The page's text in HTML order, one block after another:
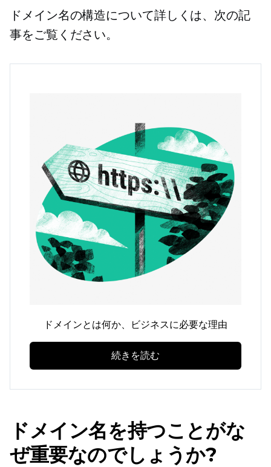
ドメイン名の構造について詳しくは、次の記
事をご覧ください。
ドメインとは何か、ビジネスに必要な理由
続きを読む
ドメイン名を持つことがな
ぜ重要なのでしょうか?